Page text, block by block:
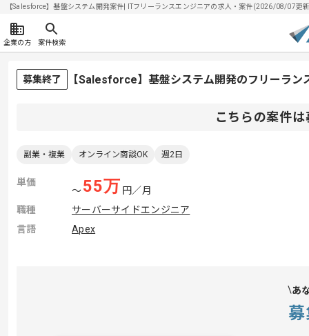
【Salesforce】基盤システム開発案件| ITフリーランスエンジニアの求人・案件(2026/08/07更
企業の方 案件検索
募集終了 【Salesforce】基盤システム開発のフリーラン
こちらの案件
副業・複業 オンライン商談OK 週2日
単価
〜55万 円／月
職種
サーバーサイドエンジニア
言語
Apex
あ